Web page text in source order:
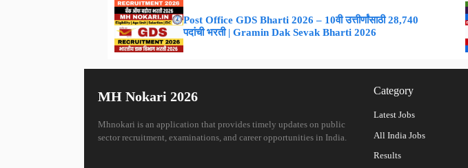
Post Office GDS Bharti 2026 – 10वी उत्तीर्णांसाठी 28,740
पदांची भरती | Gramin Dak Sevak Bharti 2026
MH Nokari 2026
Mhnokari is an application that provides timely updates on public
sector recruitment, examinations, and career opportunities in India.
Category
Latest Jobs
All India Jobs
Results